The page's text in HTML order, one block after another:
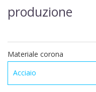
produzione
Materiale corona